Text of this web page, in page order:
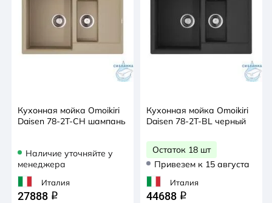
Кухонная мойка Omoikiri
Daisen 78-2T-CH шампань
Наличие уточняйте у
менеджера
Италия
27888 q
Кухонная мойка Omoikiri
Daisen 78-2T-BL черный
Остаток 18 шт
Привезем к 15 августа
Италия
44688 q